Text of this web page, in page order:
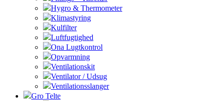
Hygro & Thermometer
Klimastyring
Kulfilter
Luftfugtighed
Ona Lugtkontrol
Opvarmning
Ventilationskit
Ventilator / Udsug
Ventilationsslanger
Gro Telte